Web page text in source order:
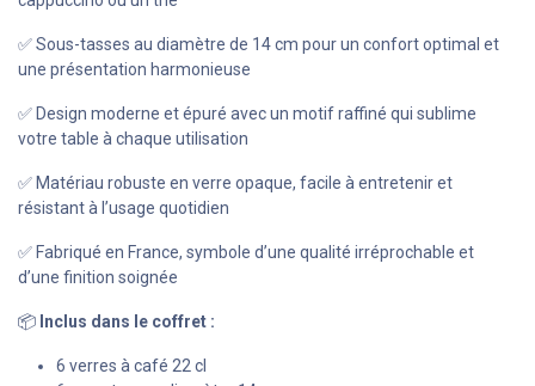
✅ Sous-tasses au diamètre de 14 cm pour un confort optimal et
une présentation harmonieuse
✅ Design moderne et épuré avec un motif raffiné qui sublime
votre table à chaque utilisation
✅ Matériau robuste en verre opaque, facile à entretenir et
résistant à l’usage quotidien
✅ Fabriqué en France, symbole d’une qualité irréprochable et
d’une finition soignée
📦 Inclus dans le coffret :
6 verres à café 22 cl